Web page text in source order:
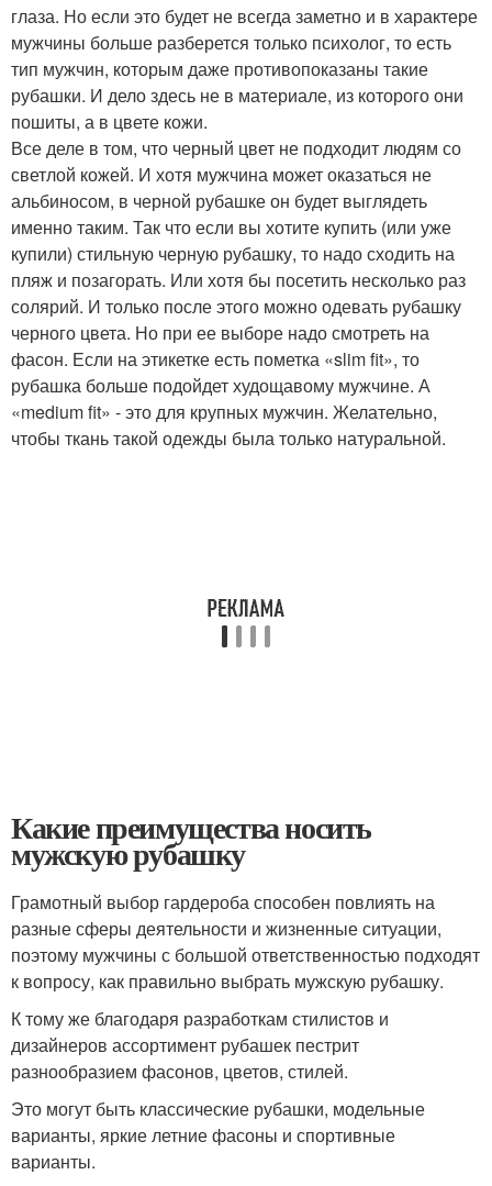
глаза. Но если это будет не всегда заметно и в характере
мужчины больше разберется только психолог, то есть
тип мужчин, которым даже противопоказаны такие
рубашки. И дело здесь не в материале, из которого они
пошиты, а в цвете кожи.
Все деле в том, что черный цвет не подходит людям со
светлой кожей. И хотя мужчина может оказаться не
альбиносом, в черной рубашке он будет выглядеть
именно таким. Так что если вы хотите купить (или уже
купили) стильную черную рубашку, то надо сходить на
пляж и позагорать. Или хотя бы посетить несколько раз
солярий. И только после этого можно одевать рубашку
черного цвета. Но при ее выборе надо смотреть на
фасон. Если на этикетке есть пометка «slim fit», то
рубашка больше подойдет худощавому мужчине. А
«medium fit» - это для крупных мужчин. Желательно,
чтобы ткань такой одежды была только натуральной.
Какие преимущества носить
мужскую рубашку
Грамотный выбор гардероба способен повлиять на
разные сферы деятельности и жизненные ситуации,
поэтому мужчины с большой ответственностью подходят
к вопросу, как правильно выбрать мужскую рубашку.
К тому же благодаря разработкам стилистов и
дизайнеров ассортимент рубашек пестрит
разнообразием фасонов, цветов, стилей.
Это могут быть классические рубашки, модельные
варианты, яркие летние фасоны и спортивные
варианты.